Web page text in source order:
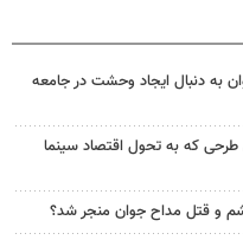
به دنبال ایجاد وحشت در جامعه
طرحی که به تحول اقتصاد سینما
و قتل مداح جوان منجر شد؟